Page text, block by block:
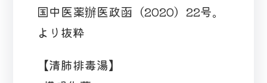
国中医薬辦医政函（2020）22号。
より抜粋
【清肺排毒湯】